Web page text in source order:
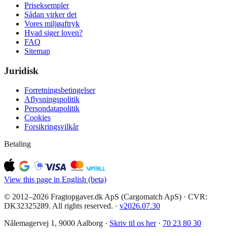
Priseksempler
Sådan virker det
Vores miljøaftryk
Hvad siger loven?
FAQ
Sitemap
Juridisk
Forretningsbetingelser
Aflysningspolitik
Persondatapolitik
Cookies
Forsikringsvilkår
Betaling
View this page in English (beta)
© 2012–2026 Fragtopgaver.dk ApS (Cargomatch ApS) · CVR:
DK32325289. All rights reserved. · v2026.07.30
Nålemagervej 1, 9000 Aalborg · Skriv til os her · 70 23 80 30